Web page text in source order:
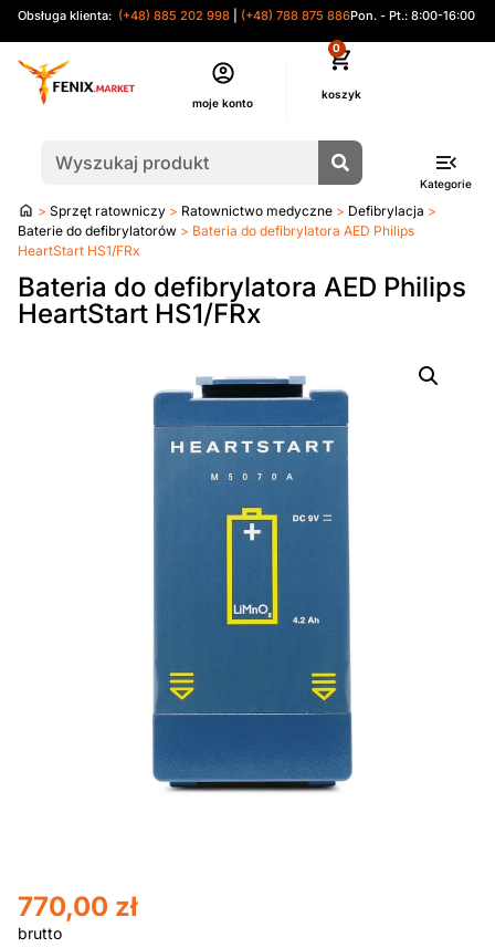
Obsługa klienta: (+48) 885 202 998 (+48) 788 875 886Pon. - Pt.: 8:00-16:00
moje konto
0
Kategorie
Strona
główna
> Sprzęt ratowniczy > Ratownictwo medyczne > Defibrylacja >
Baterie do defibrylatorów > Bateria do defibrylatora AED Philips
HeartStart HS1/FRx
Bateria do defibrylatora AED Philips
HeartStart HS1/FRx
770,00 zł